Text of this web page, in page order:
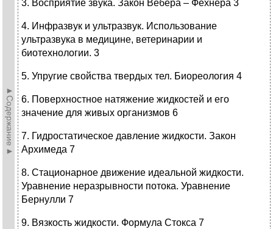
►Содержание►
3. Восприятие звука. Закон Вебера – Фехнера 3
4. Инфразвук и ультразвук. Использование
ультразвука в медицине, ветеринарии и
биотехнологии. 3
5. Упругие свойства твердых тел. Биореология 4
6. Поверхностное натяжение жидкостей и его
значение для живых организмов 6
7. Гидростатическое давление жидкости. Закон
Архимеда 7
8. Стационарное движение идеальной жидкости.
Уравнение неразрывности потока. Уравнение
Бернулли 7
9. Вязкость жидкости. Формула Стокса 7